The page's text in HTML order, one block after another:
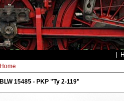
Home
BLW 15485 - PKP "Ty 2-119"